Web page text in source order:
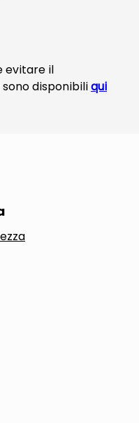
evitare il
disponibiliqui